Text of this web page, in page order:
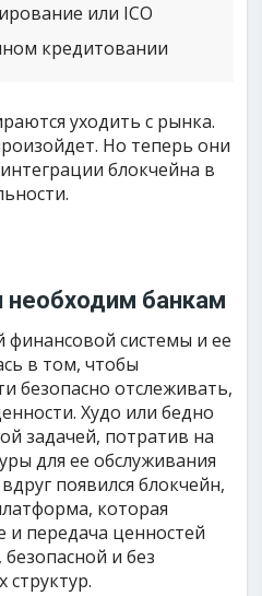
или ICO
кредитовании
уходить с рынка.
Но теперь они
блокчейна в
необходим банкам
финансовой системы и ее
в том, чтобы
безопасно отслеживать,
Худо или бедно
задачей, потратив на
для ее обслуживания
появился блокчейн,
которая
и передача ценностей
и без
структур.